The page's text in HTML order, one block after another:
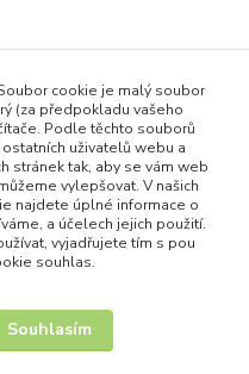
cookie je malý soubor
(za předpokladu vašeho
Podle těchto souborů
uživatelů webu a
stránek tak, aby se vám web
vylepšovat. V našich
najdete úplné informace o
a účelech jejich použití.
vyjadřujete tím s pou
souhlas.
Souhlasím